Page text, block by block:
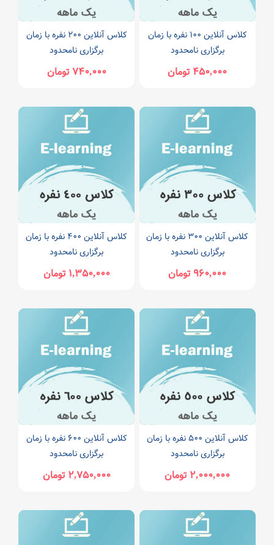
کلاس آنلاین ۱۰۰ نفره با زمان
برگزاری نامحدود
۴۵۰,۰۰۰ تومان
کلاس آنلاین ۲۰۰ نفره با زمان
برگزاری نامحدود
۷۴۰,۰۰۰ تومان
کلاس آنلاین ۳۰۰ نفره با زمان
برگزاری نامحدود
۹۶۰,۰۰۰ تومان
کلاس آنلاین ۴۰۰ نفره با زمان
برگزاری نامحدود
۱,۳۵۰,۰۰۰ تومان
کلاس آنلاین ۵۰۰ نفره با زمان
برگزاری نامحدود
۲,۰۰۰,۰۰۰ تومان
کلاس آنلاین ۶۰۰ نفره با زمان
برگزاری نامحدود
۲,۷۵۰,۰۰۰ تومان